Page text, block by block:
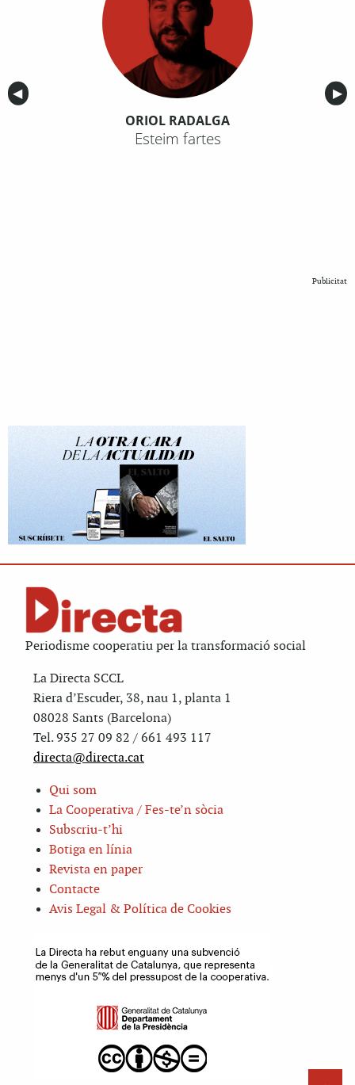
Anterior
◀︎ ▶︎
ORIOL RADALGA
Esteim fartes
Publicitat
Periodisme cooperatiu per la transformació social
La Directa SCCL
Riera d’Escuder, 38, nau 1, planta 1
08028 Sants (Barcelona)
Tel. 935 27 09 82 / 661 493 117
directa@directa.cat
Qui som
La Cooperativa / Fes-te’n sòcia
Subscriu-t’hi
Botiga en línia
Revista en paper
Contacte
Avis Legal & Política de Cookies